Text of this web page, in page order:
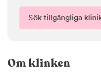
Sök tillgängliga
Om klinken